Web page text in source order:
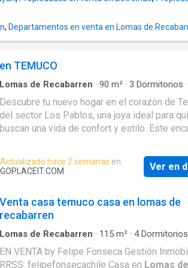
extraordinaria luminosidad gracias a sus
ventanales permitiendo una conexión natural
, Departamentos en venta en Lomas de
en TEMUCO
Lomas de Recabarren · 90 m² · 3 Dormitorios ·
Descubre tu nuevo hogar en el corazón de
del sector Los Pablos, una joya ideal para
buscan una vida de confort y estilo. Este
espacios con 90 m² diseñados
para ofrecer el máximo bienestar. Sus tres
dormitorios garantizan privacidad, mientras
La ubicación en una zona estratégica de la
lo convierte en una inversión excepcional, con
Actualizado hace 2 semanas en
GOPLACEIT.COM
Ver en
Venta casa temuco casa en lomas de
recabarren
Lomas de Recabarren · 115 m² · 4Dormitorios
EN VENTA by Felipe Fonseca Gestión
RRSS: felipefonsecachile Casa en Lomas de